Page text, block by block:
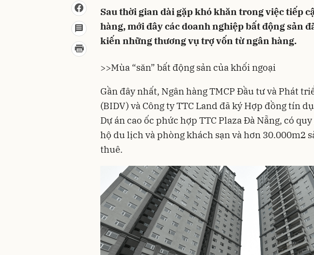
Sau thời gian dài gặp khó khăn trong việc tiếp
hàng, mới đây các doanh nghiệp bất động sản
kiến những thương vụ trợ vốn từ ngân hàng.
>>Mùa “săn” bất động sản của khối ngoại
Gần đây nhất, Ngân hàng TMCP Đầu tư và Phát
(BIDV) và Công ty TTC Land đã ký Hợp đồng tín
Dự án cao ốc phức hợp TTC Plaza Đà Nẵng, có
hộ du lịch và phòng khách sạn và hơn 30.000m2
thuê.